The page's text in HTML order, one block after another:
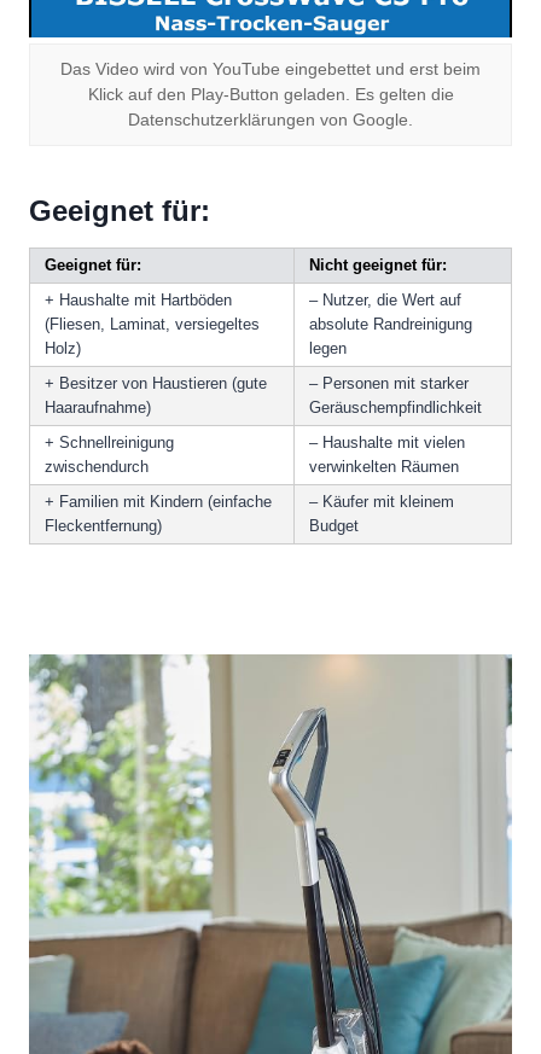
Das Video wird von YouTube eingebettet und erst beim
Klick auf den Play-Button geladen. Es gelten die
Datenschutzerklärungen von Google.
Geeignet für:
Geeignet für:
Nicht geeignet für:
+ Haushalte mit Hartböden
(Fliesen, Laminat, versiegeltes
Holz)
– Nutzer, die Wert auf
absolute Randreinigung
legen
+ Besitzer von Haustieren (gute
Haaraufnahme)
– Personen mit starker
Geräuschempfindlichkeit
+ Schnellreinigung
zwischendurch
– Haushalte mit vielen
verwinkelten Räumen
+ Familien mit Kindern (einfache
Fleckentfernung)
– Käufer mit kleinem
Budget